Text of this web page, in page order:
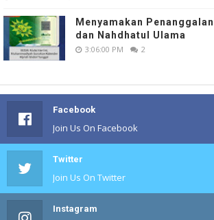
Menyamakan
dan Nahdhatul Ulama
3:06:00 PM 2
Facebook
Join Us On Facebook
Twitter
Join Us On Twitter
Instagram